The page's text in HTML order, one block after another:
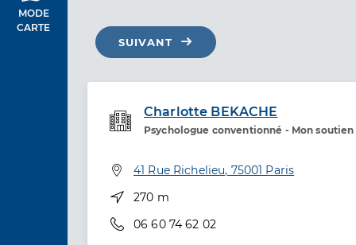
MODE
CARTE
SUIVANT
Charlotte BEKACHE
Psychologue conventionné - Mon soutien
Etablissement de soins
Adresse
41 Rue Richelieu, 75001 Paris
Distance
270 m
Téléphone
06 60 74 62 02